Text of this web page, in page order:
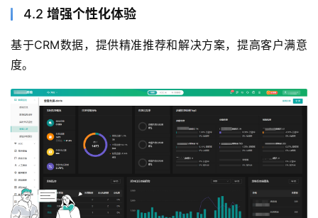
4.2 增强个性化体验
基于CRM数据，提供精准推荐和解决方案，提高客户满意
度。